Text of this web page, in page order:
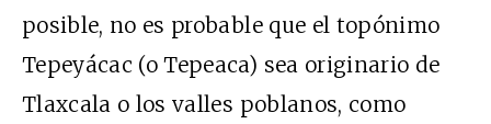
posible, no es probable que el topónimo
Tepeyácac (o Tepeaca) sea originario de
Tlaxcala o los valles poblanos, como